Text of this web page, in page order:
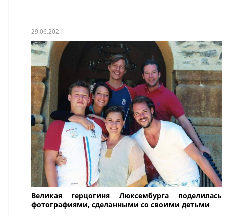
29.06.2021
Великая герцогиня Люксембурга поделилась
фотографиями, сделанными со своими детьми